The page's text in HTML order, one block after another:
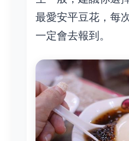
最愛安平豆花，每
一定會去報到。